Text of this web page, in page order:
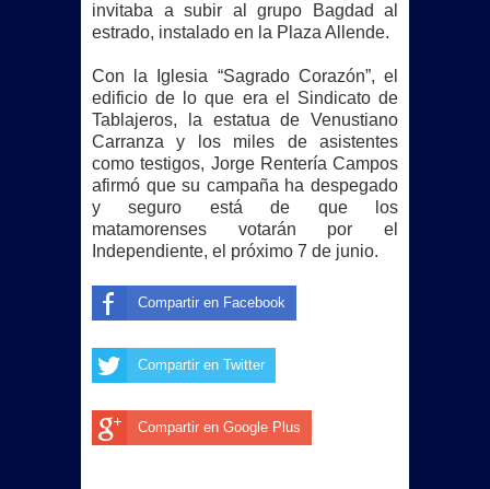
invitaba a subir al grupo Bagdad al
estrado, instalado en la Plaza Allende.
Con la Iglesia “Sagrado Corazón”, el
edificio de lo que era el Sindicato de
Tablajeros, la estatua de Venustiano
Carranza y los miles de asistentes
como testigos, Jorge Rentería Campos
afirmó que su campaña ha despegado
y seguro está de que los
matamorenses votarán por el
Independiente, el próximo 7 de junio.
Compartir en Facebook
Compartir en Twitter
Compartir en Google Plus